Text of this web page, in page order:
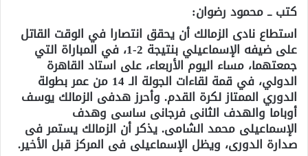
كتب ــ محمود رضوان:
استطاع نادى الزمالك أن يحقق انتصارا في الوقت القاتل
على ضيفه الإسماعيلي بنتيجة 2-1، في المباراة التي
جمعتهما، مساء اليوم الأربعاء، على استاد القاهرة
الدولي، في قمة لقاءات الجولة الـ 14 من عمر بطولة
الدوري الممتاز لكرة القدم. وأحرز هدفى الزمالك يوسف
أوباما والهدف الثانى فرجانى ساسى وهدف
الإسماعيلى محمد الشامى. يذكر أن الزمالك يستمر فى
صدارة الدورى، ويظل الإسماعيلى فى المركز قبل الأخير.